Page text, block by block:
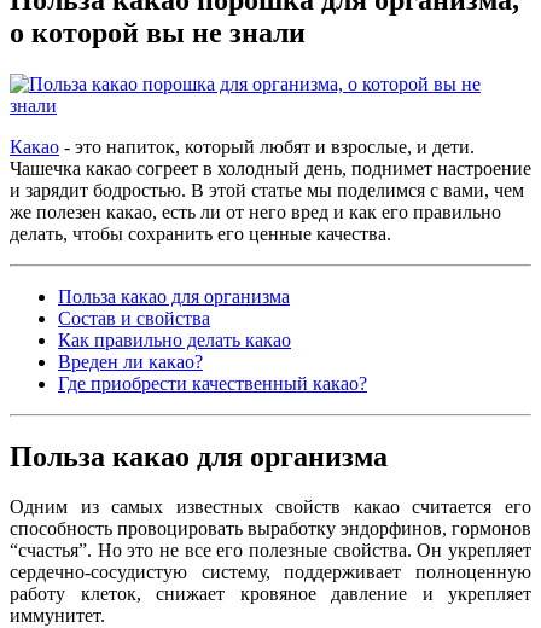
о которой вы не знали
Какао - это напиток, который любят и взрослые, и дети.
Чашечка какао согреет в холодный день, поднимет настроение
и зарядит бодростью. В этой статье мы поделимся с вами, чем
же полезен какао, есть ли от него вред и как его правильно
делать, чтобы сохранить его ценные качества.
Польза какао для организма
Состав и свойства
Как правильно делать какао
Вреден ли какао?
Где приобрести качественный какао?
Польза какао для организма
Одним из самых известных свойств какао считается его
способность провоцировать выработку эндорфинов, гормонов
“счастья”. Но это не все его полезные свойства. Он укрепляет
сердечно-сосудистую систему, поддерживает полноценную
работу клеток, снижает кровяное давление и укрепляет
иммунитет.